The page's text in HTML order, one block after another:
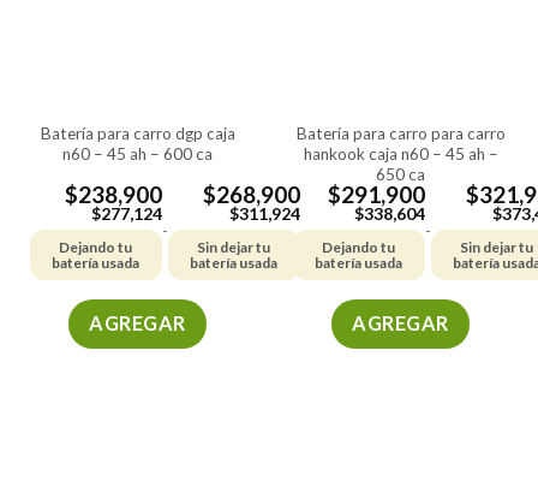
batería para carro dgp caja
n60 – 45 ah – 600 ca
$238,900
$277,124
Dejando tu
batería usada
-
$268,900
$311,924
Sin dejar tu
batería usada
AGREGAR
batería para carro para carro
hankook caja n60 – 45 ah –
650 ca
$291,900
$338,604
Dejando tu
batería usada
-
$
$
Sin dejar tu
batería
AGREGAR